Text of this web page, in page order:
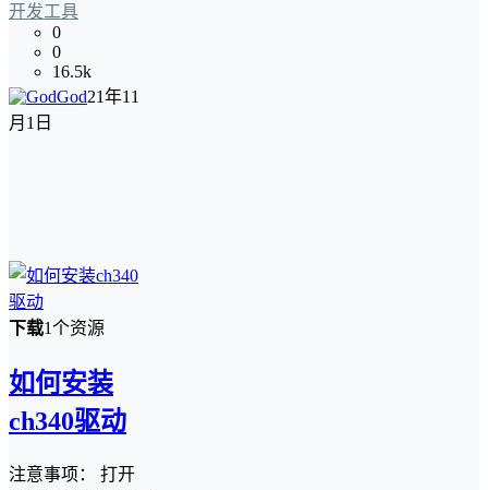
开发工具
0
0
16.5k
God21年11
月1日
下载1个资源
如何安装
ch340驱动
注意事项： 打开